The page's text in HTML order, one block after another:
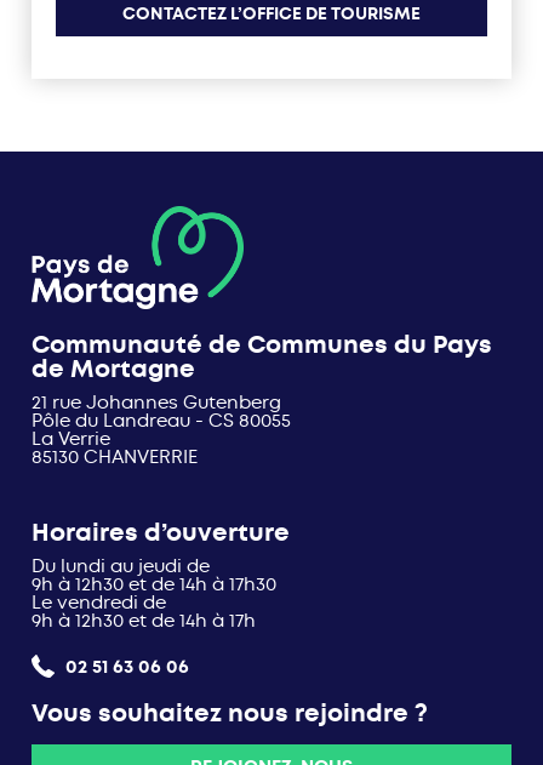
CONTACTEZ L’OFFICE DE TOURISME
Communauté de Communes du Pays
de Mortagne
21 rue Johannes Gutenberg
Pôle du Landreau - CS 80055
La Verrie
85130 CHANVERRIE
Horaires d’ouverture
Du lundi au jeudi de
9h à 12h30 et de 14h à 17h30
Le vendredi de
9h à 12h30 et de 14h à 17h
02 51 63 06 06
Vous souhaitez nous rejoindre ?